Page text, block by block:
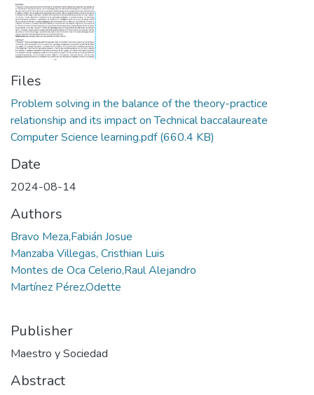
Files
Problem solving in the balance of the theory-practice
relationship and its impact on Technical baccalaureate
Computer Science learning.pdf(660.4 KB)
Date
2024-08-14
Authors
Bravo Meza,Fabián Josue
Manzaba Villegas, Cristhian Luis
Montes de Oca Celerio,Raul Alejandro
Martínez Pérez,Odette
Publisher
Maestro y Sociedad
Abstract